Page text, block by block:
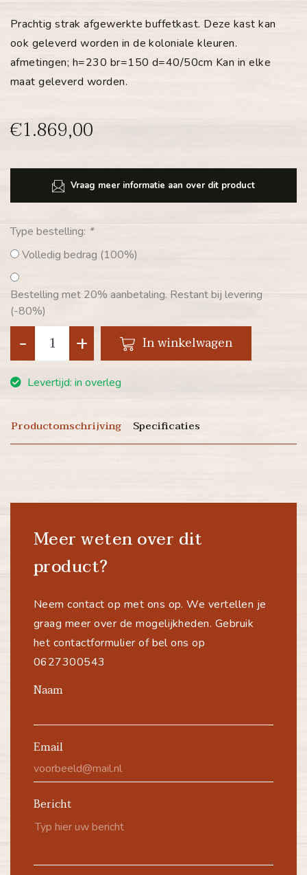
Prachtig strak afgewerkte buffetkast. Deze kast kan
ook geleverd worden in de koloniale kleuren.
afmetingen; h=230 br=150 d=40/50cm Kan in elke
maat geleverd worden.
€1.869,00
Vraag meer informatie aan over dit product
Type bestelling: *
Volledig bedrag (100%)
Bestelling met 20% aanbetaling. Restant bij levering
(-80%)
+
- In winkelwagen
Levertijd: in overleg
Productomschrijving Specificaties
Meer weten over dit
product?
Neem contact op met ons op. We vertellen je
graag meer over de mogelijkheden. Gebruik
het contactformulier of bel ons op
0627300543
Naam
Email
Bericht